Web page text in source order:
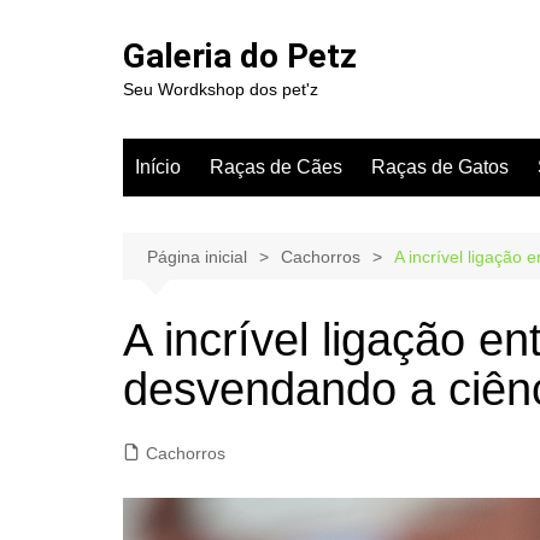
Galeria do Petz
Seu Wordkshop dos pet'z
Início Raças de Cães Raças de Gatos
Página inicial Cachorros A incrível ligação
A incrível ligação
desvendando a
Cachorros